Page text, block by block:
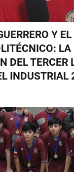
Y
LA
DEL TERCER
INDUSTRIAL